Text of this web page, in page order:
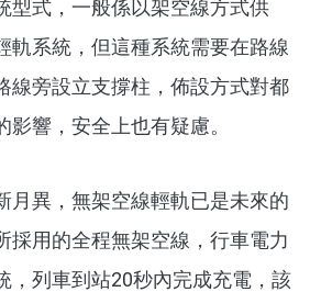
式，一般係以架空線方式供
軌系統，但這種系統需要在路線
線旁設立支撐柱，佈設方式對都
響，安全上也有疑慮。
異，無架空線輕軌已是未來的
採用的全程無架空線，行車電力
，列車到站20秒內完成充電，該